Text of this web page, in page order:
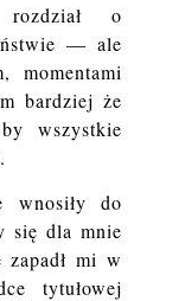
rozdział o
— ale
momentami
bardziej że
wszystkie
wnosiły do
się dla mnie
zapadł mi w
tytułowej